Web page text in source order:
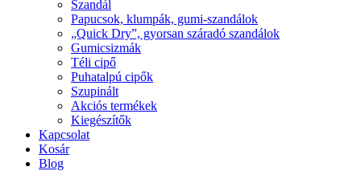
Szandál
Papucsok, klumpák, gumi-szandálok
„Quick Dry”, gyorsan száradó szandálok
Gumicsizmák
Téli cipő
Puhatalpú cipők
Szupinált
Akciós termékek
Kiegészítők
Kapcsolat
Kosár
Blog